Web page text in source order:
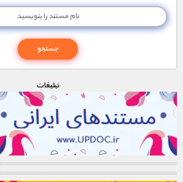
تبليغات